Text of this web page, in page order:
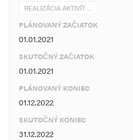
REALIZÁCIA AKTIVÍT …
PLÁNOVANÝ ZAČIATOK
01.01.2021
SKUTOČNÝ ZAČIATOK
01.01.2021
PLÁNOVANÝ KONIEC
01.12.2022
SKUTOČNÝ KONIEC
31.12.2022